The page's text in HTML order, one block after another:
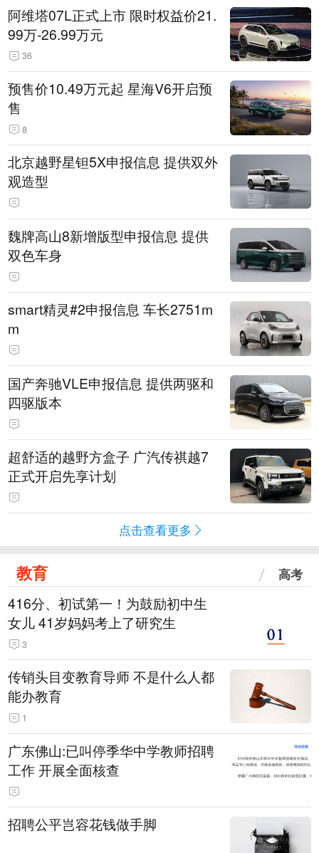
阿维塔07L正式上市 限时权益价21.
99万-26.99万元
36
预售价10.49万元起 星海V6开启预
售
8
北京越野星钽5X申报信息 提供双外
观造型
魏牌高山8新增版型申报信息 提供
双色车身
smart精灵#2申报信息 车长2751m
m
国产奔驰VLE申报信息 提供两驱和
四驱版本
超舒适的越野方盒子 广汽传祺越7
正式开启先享计划
点击查看更多
教育 高考
416分、初试第一！为鼓励初中生
女儿 41岁妈妈考上了研究生
3
传销头目变教育导师 不是什么人都
能办教育
1
广东佛山:已叫停季华中学教师招聘
工作 开展全面核查
招聘公平岂容花钱做手脚